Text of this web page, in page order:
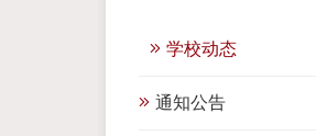
学校动态
通知公告